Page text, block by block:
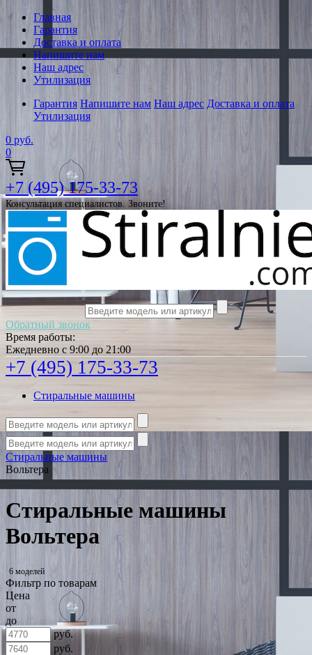
Главная
Гарантия
Доставка и оплата
Напишите нам
Наш адрес
Утилизация
Гарантия Напишите нам Наш адрес Доставка и оплата
Утилизация
0 руб.
0
+7 (495) 175-33-73
Консультация специалистов. Звоните!
Обратный звонок
Время работы:
Ежедневно с 9:00 до 21:00
+7 (495) 175-33-73
Стиральные машины
Стиральные машины
Вольтера
Стиральные машины
Вольтера
6 моделей
Фильтр по товарам
Цена
от
до
руб.
руб.